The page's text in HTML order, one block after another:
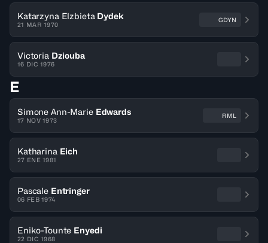
Katarzyna Elzbieta Dydek
21 MAR 1970
GDYN
Victoria Dziouba
16 DIC 1976
E
Simone Ann-Marie Edwards
17 NOV 1973
RML
Katharina Eich
27 ENE 1981
Pascale Entringer
06 FEB 1974
Eniko-Tounte Enyedi
22 DIC 1968